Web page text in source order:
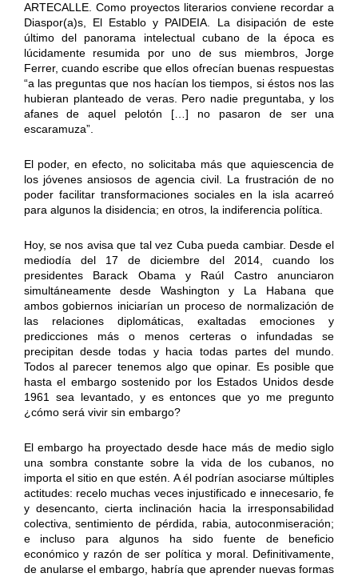
ARTECALLE. Como proyectos literarios conviene recordar a
Diaspor(a)s, El Establo y PAIDEIA. La disipación de este
último del panorama intelectual cubano de la época es
lúcidamente resumida por uno de sus miembros, Jorge
Ferrer, cuando escribe que ellos ofrecían buenas respuestas
“a las preguntas que nos hacían los tiempos, si éstos nos las
hubieran planteado de veras. Pero nadie preguntaba, y los
afanes de aquel pelotón […] no pasaron de ser una
escaramuza”.
El poder, en efecto, no solicitaba más que aquiescencia de
los jóvenes ansiosos de agencia civil. La frustración de no
poder facilitar transformaciones sociales en la isla acarreó
para algunos la disidencia; en otros, la indiferencia política.
Hoy, se nos avisa que tal vez Cuba pueda cambiar. Desde el
mediodía del 17 de diciembre del 2014, cuando los
presidentes Barack Obama y Raúl Castro anunciaron
simultáneamente desde Washington y La Habana que
ambos gobiernos iniciarían un proceso de normalización de
las relaciones diplomáticas, exaltadas emociones y
predicciones más o menos certeras o infundadas se
precipitan desde todas y hacia todas partes del mundo.
Todos al parecer tenemos algo que opinar. Es posible que
hasta el embargo sostenido por los Estados Unidos desde
1961 sea levantado, y es entonces que yo me pregunto
¿cómo será vivir sin embargo?
El embargo ha proyectado desde hace más de medio siglo
una sombra constante sobre la vida de los cubanos, no
importa el sitio en que estén. A él podrían asociarse múltiples
actitudes: recelo muchas veces injustificado e innecesario, fe
y desencanto, cierta inclinación hacia la irresponsabilidad
colectiva, sentimiento de pérdida, rabia, autoconmiseración;
e incluso para algunos ha sido fuente de beneficio
económico y razón de ser política y moral. Definitivamente,
de anularse el embargo, habría que aprender nuevas formas